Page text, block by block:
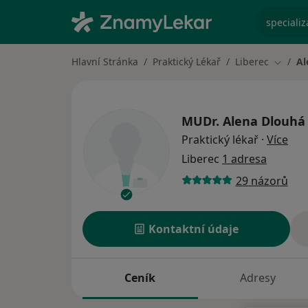
Hlavní Stránka Praktický Lékař Liberec Změna
MUDr. Alena Dlouhá
Praktický lékař · Více
Liberec 1 adresa
29 názorů
Kontaktní údaje
Ceník Adresy